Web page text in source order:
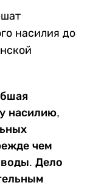
насилия до
насилию,
чем
Дело